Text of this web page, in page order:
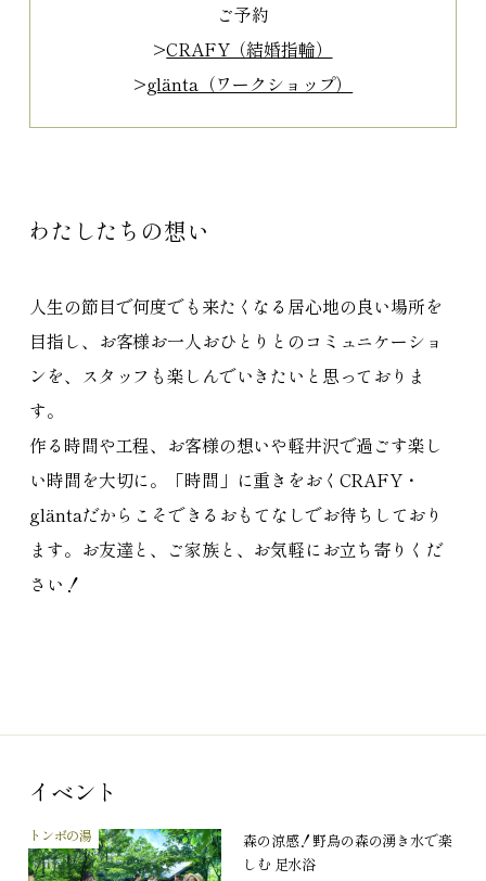
ご予約
>CRAFY（結婚指輪）
>glänta（ワークショップ）
わたしたちの想い
人生の節目で何度でも来たくなる居心地の良い場所を
目指し、お客様お一人おひとりとのコミュニケーショ
ンを、スタッフも楽しんでいきたいと思っておりま
す。
作る時間や工程、お客様の想いや軽井沢で過ごす楽し
い時間を大切に。「時間」に重きをおくCRAFY・
gläntaだからこそできるおもてなしでお待ちしており
ます。お友達と、ご家族と、お気軽にお立ち寄りくだ
さい！
イベント
トンボの湯
森の涼感！野鳥の森の湧き水で楽
しむ 足水浴